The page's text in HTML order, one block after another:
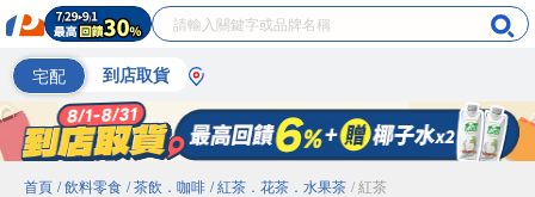
宅配 到店取貨
首頁 / 飲料零食 / 茶飲．咖啡 / 紅茶．花茶．水果茶 / 紅茶